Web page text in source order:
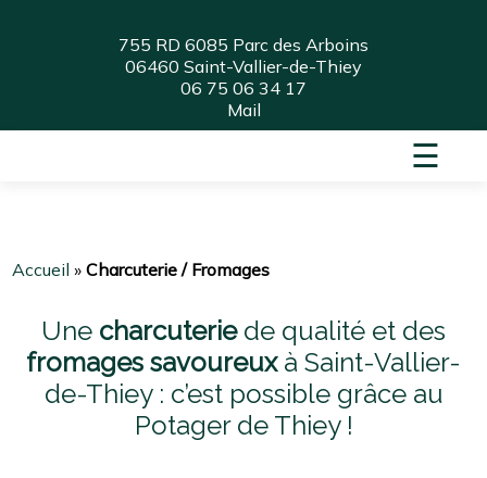
755 RD 6085 Parc des Arboins
06460 Saint-Vallier-de-Thiey
06 75 06 34 17
Mail
☰
Accueil »Charcuterie / Fromages
Une charcuteriede qualité et des
fromages savoureuxà Saint-Vallier-
de-Thiey : c’est possible grâce au
Potager de Thiey !